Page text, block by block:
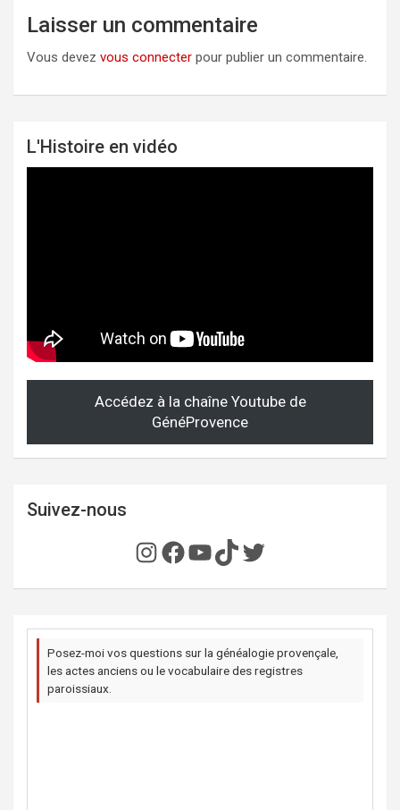
Laisser un commentaire
Vous devez vous connecter pour publier un commentaire.
L'Histoire en vidéo
Accédez à la chaîne Youtube de
GénéProvence
Suivez-nous
Instagram
Facebook
YouTube
TikTok
Twitter
Posez-moi vos questions sur la généalogie provençale,
les actes anciens ou le vocabulaire des registres
paroissiaux.